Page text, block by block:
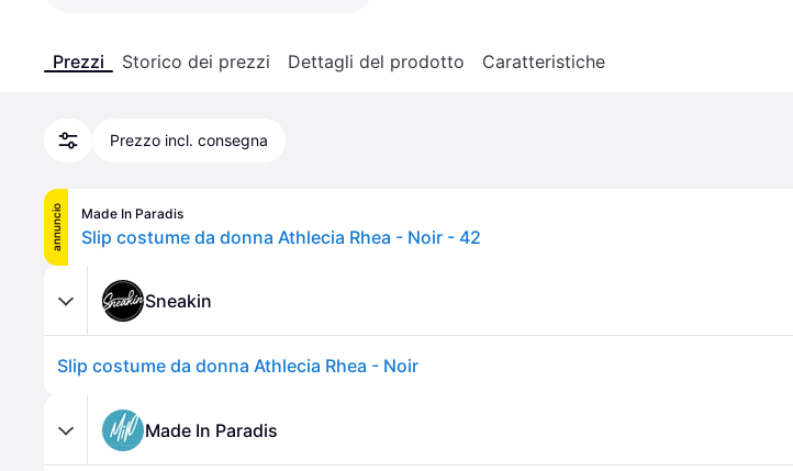
Prezzi Storico dei prezzi Dettagli del prodotto Caratteristiche
Prezzo incl. consegna
annuncio Made In Paradis
Slip costume da donna Athlecia Rhea - Noir - 42
Sneakin
Slip costume da donna Athlecia Rhea - Noir
Made In Paradis